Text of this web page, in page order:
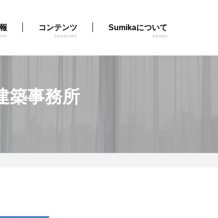
コンテンツ
contents
Sumikaについて
about
築事務所